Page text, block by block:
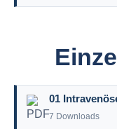
01
7 Downloads